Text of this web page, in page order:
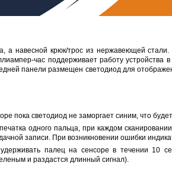
206 руб.
4 452
а навесной крюк/трос из нержавеющей
час поддерживает работу
панели размещен светодиод для
пока светодиод не заморгает синим, что
одного пальца, при каждом
записи. При возникновении ошибки
палец на сенсоре в течении 10
и раздастся длинный сигнал).